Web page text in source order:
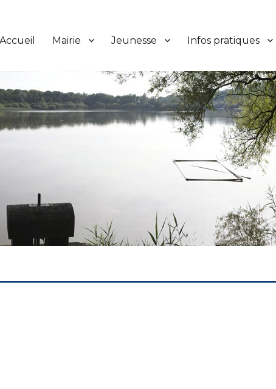
Accueil Mairie Jeunesse Infos pratiques